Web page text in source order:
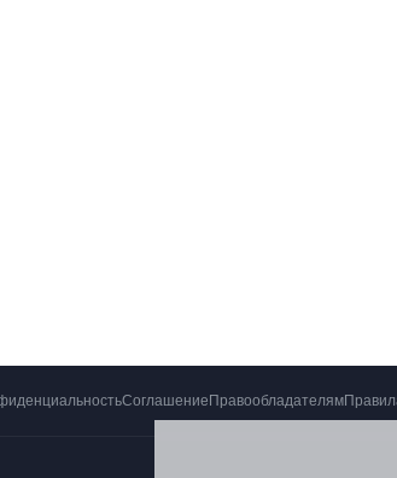
Соглашение Правообладателям